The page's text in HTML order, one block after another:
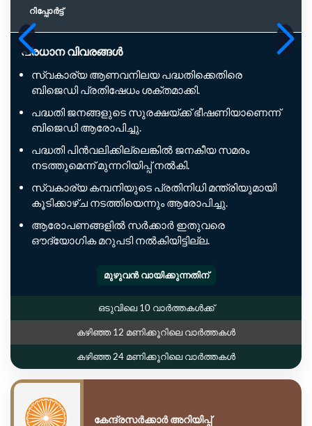
റിപ്പോര്‍ട്ട്
പ്രധാന വിവരങ്ങൾ
സ്വകാര്യ ആണവനിലയ പദ്ധതിക്കെതിരെ
ബിജെഡി പ്രതിഷേധം ശക്തമാക്കി.
പദ്ധതി ജനങ്ങളുടെ സുരക്ഷയ്ക്ക് ഭീഷണിയാണെന്ന്
ബിജെഡി ആരോപിച്ചു.
പദ്ധതി പിൻവലിക്കില്ലെങ്കിൽ ജനകീയ സമരം
നടത്തുമെന്ന് മുന്നറിയിപ്പ് നൽകി.
സ്വകാര്യ കമ്പനിയുടെ പ്രതിനിധി മന്ത്രിയുമായി
കൂടിക്കാഴ്ച നടത്തിയെന്നും ആരോപിച്ചു.
ആരോപണങ്ങളിൽ സർക്കാർ ഇതുവരെ
ഔദ്യോഗിക മറുപടി നൽകിയിട്ടില്ല.
മുഴുവൻ വായിക്കുന്നതിന്
ഒടുവിലെ 10 വാർത്തകൾക്ക്
കഴിഞ്ഞ 12 മണിക്കൂറിലെ വാർത്തകൾ
കഴിഞ്ഞ 24 മണിക്കൂറിലെ വാർത്തകൾ
കേന്ദ്രസർക്കാർ അറിയിപ്പ്